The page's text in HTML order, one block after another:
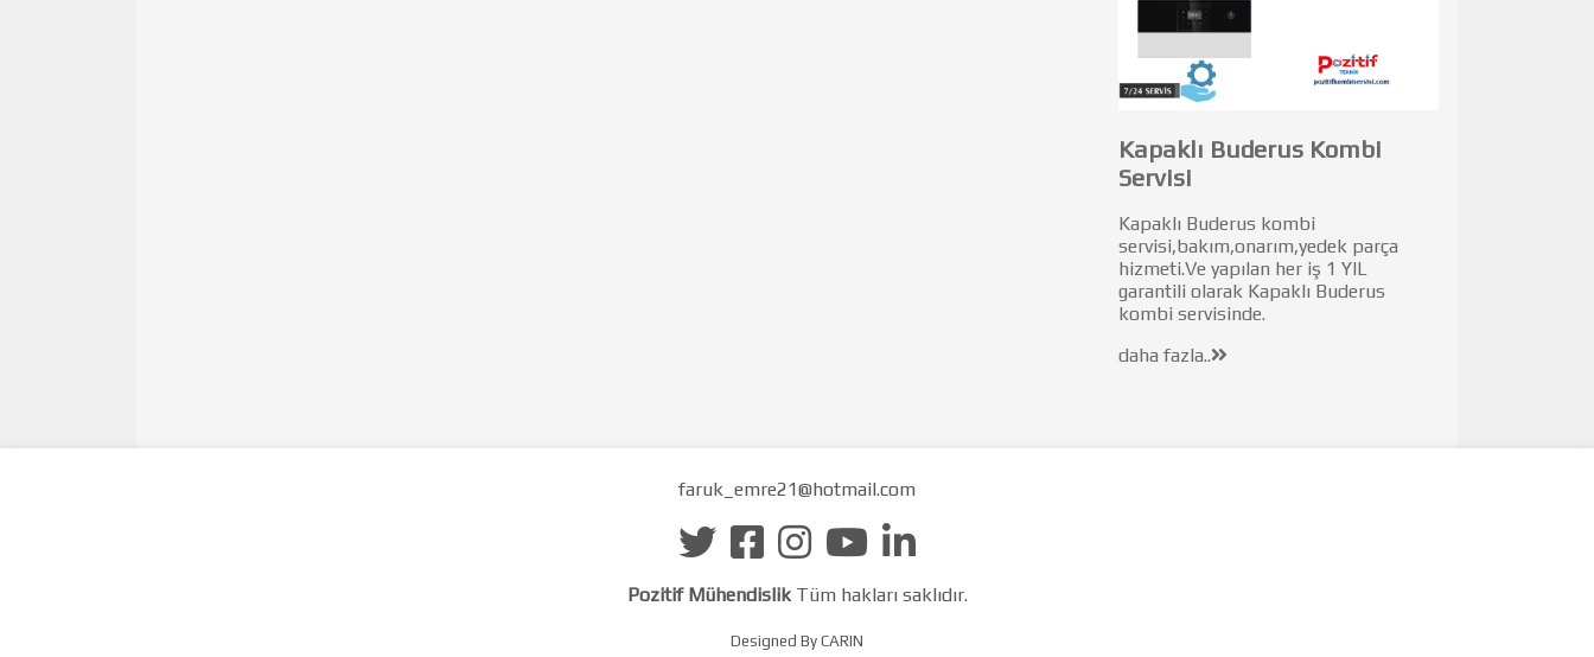
Kapaklı Buderus Kombi
Servisi
Kapaklı Buderus kombi
servisi,bakım,onarım,yedek parça
hizmeti.Ve yapılan her iş 1 YIL
garantili olarak Kapaklı Buderus
kombi servisinde.
daha fazla..
faruk_emre21@hotmail.com
Pozitif MühendislikTüm hakları saklıdır.
Designed By CARIN